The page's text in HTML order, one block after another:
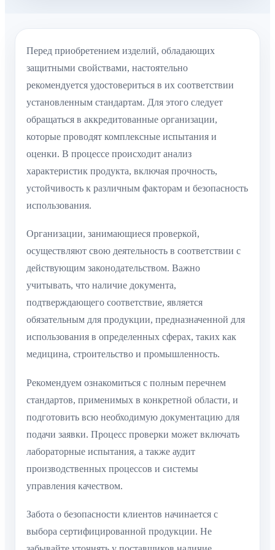
Перед приобретением изделий, обладающих
защитными свойствами, настоятельно
рекомендуется удостовериться в их соответствии
установленным стандартам. Для этого следует
обращаться в аккредитованные организации,
которые проводят комплексные испытания и
оценки. В процессе происходит анализ
характеристик продукта, включая прочность,
устойчивость к различным факторам и безопасность
использования.
Организации, занимающиеся проверкой,
осуществляют свою деятельность в соответствии с
действующим законодательством. Важно
учитывать, что наличие документа,
подтверждающего соответствие, является
обязательным для продукции, предназначенной для
использования в определенных сферах, таких как
медицина, строительство и промышленность.
Рекомендуем ознакомиться с полным перечнем
стандартов, применимых в конкретной области, и
подготовить всю необходимую документацию для
подачи заявки. Процесс проверки может включать
лабораторные испытания, а также аудит
производственных процессов и системы
управления качеством.
Забота о безопасности клиентов начинается с
выбора сертифицированной продукции. Не